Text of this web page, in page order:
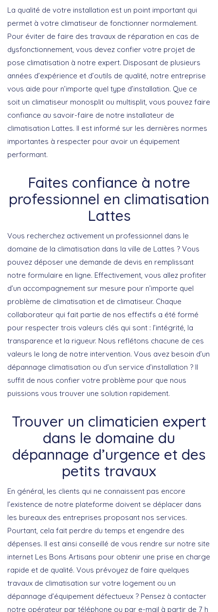
La qualité de votre installation est un point important qui
permet à votre climatiseur de fonctionner normalement.
Pour éviter de faire des travaux de réparation en cas de
dysfonctionnement, vous devez confier votre projet de
pose climatisation à notre expert. Disposant de plusieurs
années d’expérience et d’outils de qualité, notre entreprise
vous aide pour n’importe quel type d’installation. Que ce
soit un climatiseur monosplit ou multisplit, vous pouvez faire
confiance au savoir-faire de notre installateur de
climatisation Lattes. Il est informé sur les dernières normes
importantes à respecter pour avoir un équipement
performant.
Faites confiance à notre
professionnel en climatisation
Lattes
Vous recherchez activement un professionnel dans le
domaine de la climatisation dans la ville de Lattes ? Vous
pouvez déposer une demande de devis en remplissant
notre formulaire en ligne. Effectivement, vous allez profiter
d’un accompagnement sur mesure pour n’importe quel
problème de climatisation et de climatiseur. Chaque
collaborateur qui fait partie de nos effectifs a été formé
pour respecter trois valeurs clés qui sont : l’intégrité, la
transparence et la rigueur. Nous reflétons chacune de ces
valeurs le long de notre intervention. Vous avez besoin d’un
dépannage climatisation ou d’un service d’installation ? Il
suffit de nous confier votre problème pour que nous
puissions vous trouver une solution rapidement.
Trouver un climaticien expert
dans le domaine du
dépannage d’urgence et des
petits travaux
En général, les clients qui ne connaissent pas encore
l’existence de notre plateforme doivent se déplacer dans
les bureaux des entreprises proposant nos services.
Pourtant, cela fait perdre du temps et engendre des
dépenses. Il est ainsi conseillé de vous rendre sur notre site
internet Les Bons Artisans pour obtenir une prise en charge
rapide et de qualité. Vous prévoyez de faire quelques
travaux de climatisation sur votre logement ou un
dépannage d’équipement défectueux ? Pensez à contacter
notre opérateur par téléphone ou par e-mail à partir de 7 h